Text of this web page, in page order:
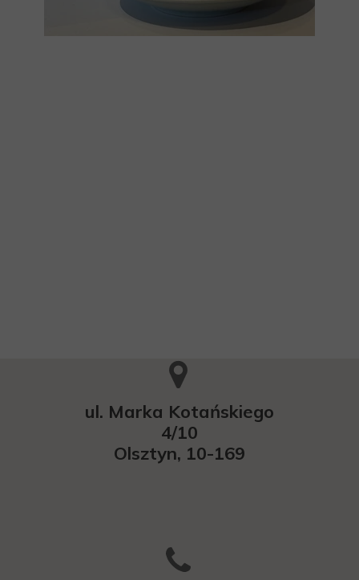
ul. Marka Kotańskiego
4/10
Olsztyn, 10-169